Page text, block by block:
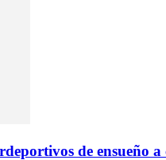
de ensueño a